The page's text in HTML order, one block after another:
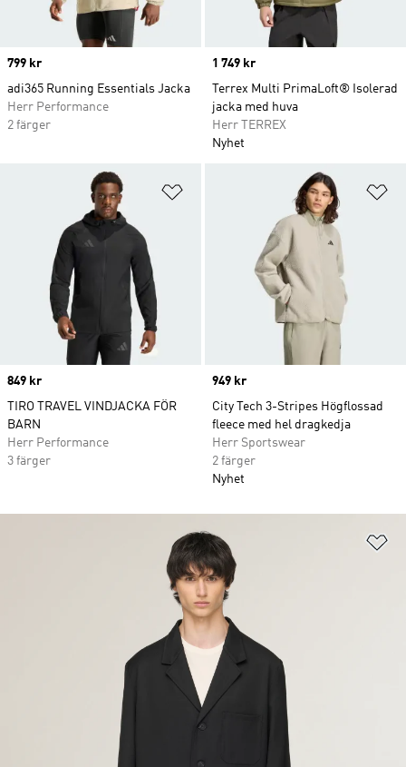
Price
799 kr
adi365 Running Essentials Jacka
Herr Performance
2 färger
Price
1 749 kr
Terrex Multi PrimaLoft® Isolerad
jacka med huva
Herr TERREX
Nyhet
Lägg till på önskelistan
Price
849 kr
TIRO TRAVEL VINDJACKA FÖR
BARN
Herr Performance
3 färger
Price
949 kr
City Tech 3-Stripes Högflossad
fleece med hel dragkedja
Herr Sportswear
2 färger
Nyhet